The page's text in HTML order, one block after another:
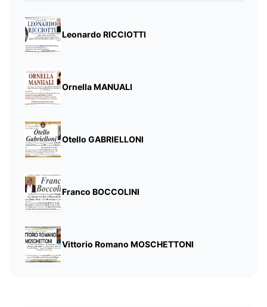
Leonardo RICCIOTTI
Ornella MANUALI
Otello GABRIELLONI
Franco BOCCOLINI
Vittorio Romano MOSCHETTONI